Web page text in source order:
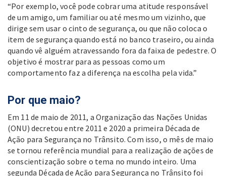
“Por exemplo, você pode cobrar uma atitude responsável
de um amigo, um familiar ou até mesmo um vizinho, que
dirige sem usar o cinto de segurança, ou que não coloca o
item de segurança quando está no banco traseiro, ou ainda
quando vê alguém atravessando fora da faixa de pedestre. O
objetivo é mostrar para as pessoas como um
comportamento faz a diferença na escolha pela vida.”
Por que maio?
Em 11 de maio de 2011, a Organização das Nações Unidas
(ONU) decretou entre 2011 e 2020 a primeira Década de
Ação para Segurança no Trânsito. Com isso, o mês de maio
se tornou referência mundial para a realização de ações de
conscientização sobre o tema no mundo inteiro. Uma
segunda Década de Ação para Segurança no Trânsito foi